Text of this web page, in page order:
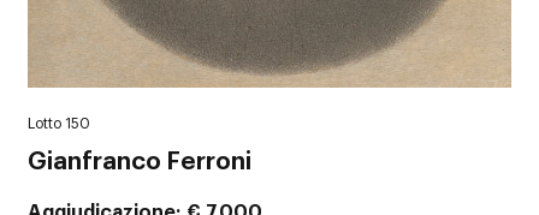
Lotto 150
Gianfranco Ferroni